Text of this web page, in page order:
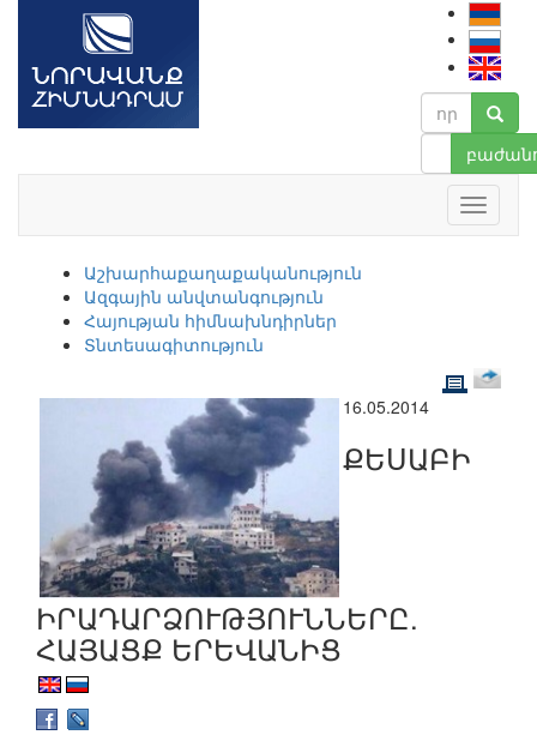
Աշխարհաքաղաքականություն
Ազգային անվտանգություն
Հայության հիմնախնդիրներ
Տնտեսագիտություն
16.05.2014
ՔԵՍԱԲԻ
ԻՐԱԴԱՐՁՈՒԹՅՈՒՆՆԵՐԸ.
ՀԱՅԱՑՔ ԵՐԵՎԱՆԻՑ